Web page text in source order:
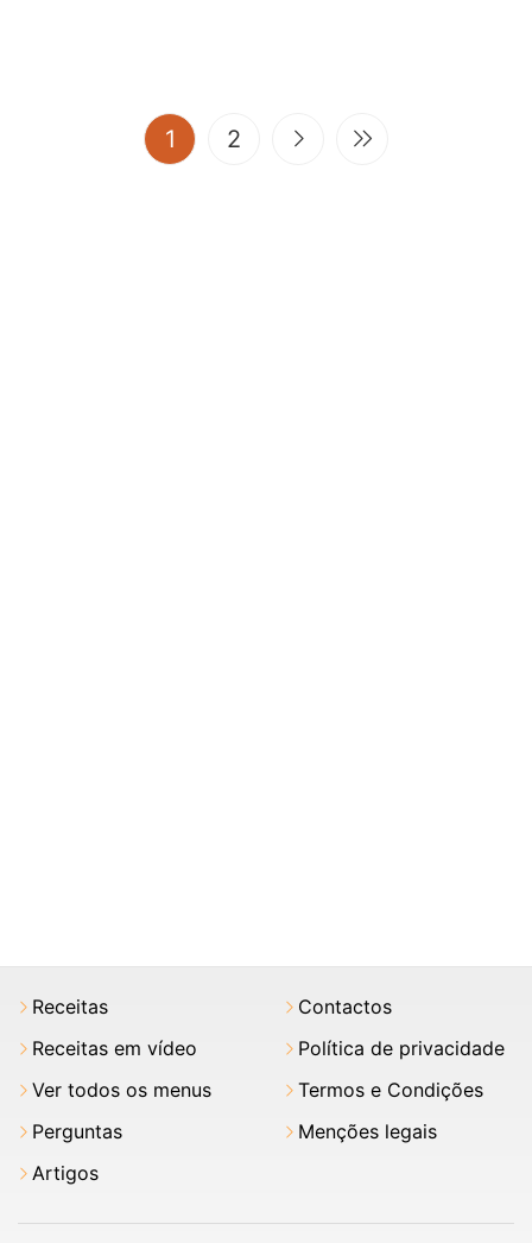
1 (current)
2
Receitas
Receitas em vídeo
Ver todos os menus
Perguntas
Artigos
Contactos
Política de privacidade
Termos e Condições
Menções legais